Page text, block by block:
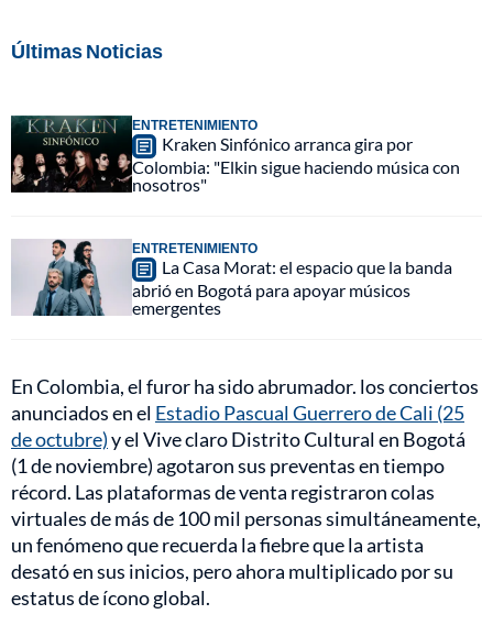
Últimas Noticias
ENTRETENIMIENTO
Kraken Sinfónico arranca gira por
Colombia: "Elkin sigue haciendo música con
nosotros"
ENTRETENIMIENTO
La Casa Morat: el espacio que la banda
abrió en Bogotá para apoyar músicos
emergentes
En Colombia, el furor ha sido abrumador. los conciertos
anunciados en el Estadio Pascual Guerrero de Cali (25
de octubre)y el Vive claro Distrito Cultural en Bogotá
(1 de noviembre) agotaron sus preventas en tiempo
récord. Las plataformas de venta registraron colas
virtuales de más de 100 mil personas simultáneamente,
un fenómeno que recuerda la fiebre que la artista
desató en sus inicios, pero ahora multiplicado por su
estatus de ícono global.